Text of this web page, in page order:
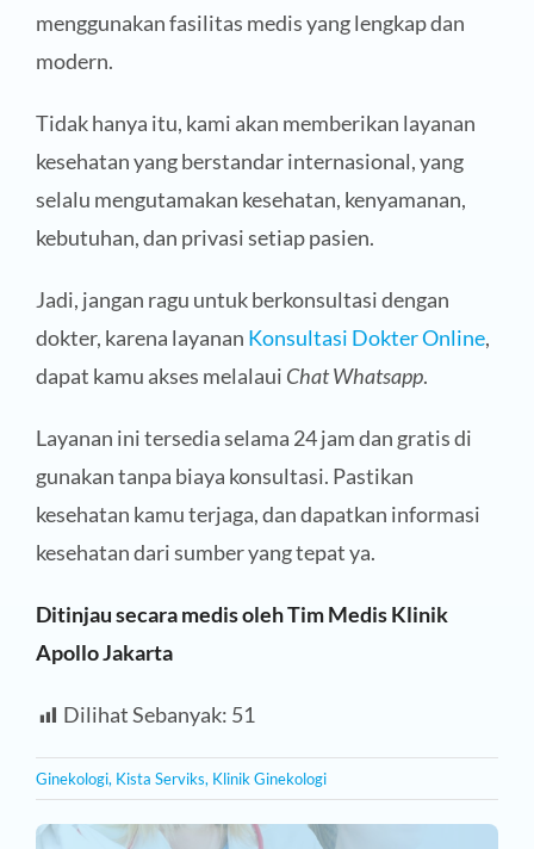
menggunakan fasilitas medis yang lengkap dan
modern.
Tidak hanya itu, kami akan memberikan layanan
kesehatan yang berstandar internasional, yang
selalu mengutamakan kesehatan, kenyamanan,
kebutuhan, dan privasi setiap pasien.
Jadi, jangan ragu untuk berkonsultasi dengan
dokter, karena layanan Konsultasi Dokter Online,
dapat kamu akses melalaui Chat Whatsapp.
Layanan ini tersedia selama 24 jam dan gratis di
gunakan tanpa biaya konsultasi. Pastikan
kesehatan kamu terjaga, dan dapatkan informasi
kesehatan dari sumber yang tepat ya.
Ditinjau secara medis oleh Tim Medis Klinik
Apollo Jakarta
Dilihat Sebanyak: 51
Ginekologi, Kista Serviks, Klinik Ginekologi